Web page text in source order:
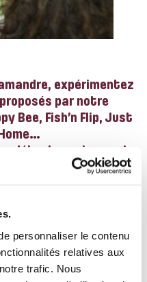
personnaliser le contenu
relatives aux
trafic. Nous
expérimentez
par notre
Bee, Fish’n Flip, Just
détente mais aussi